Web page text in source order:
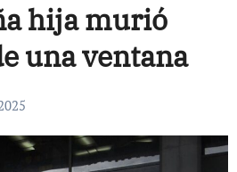
hija murió
una ventana